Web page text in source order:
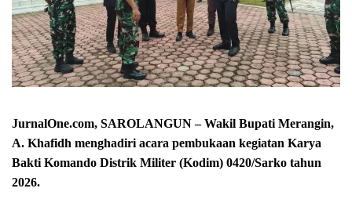
JurnalOne.com, SAROLANGUN – Wakil Bupati Merangin,
A. Khafidh menghadiri acara pembukaan kegiatan Karya
Bakti Komando Distrik Militer (Kodim) 0420/Sarko tahun
2026.